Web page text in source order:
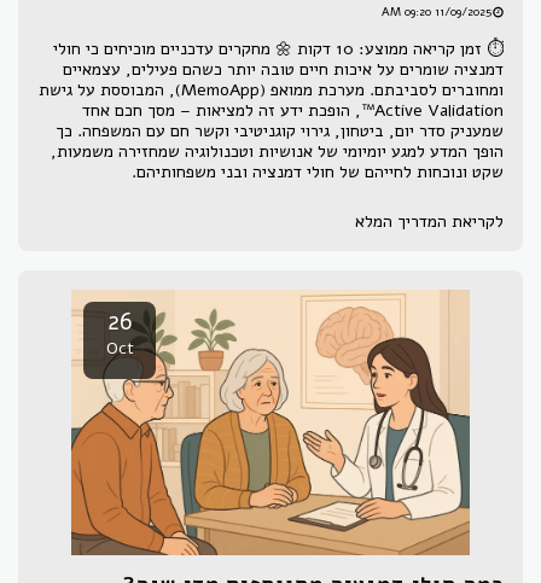
11/09/2025 09:20 AM
⏱ זמן קריאה ממוצע: 10 דקות 🌼 מחקרים עדכניים מוכיחים כי חולי
דמנציה שומרים על איכות חיים טובה יותר כשהם פעילים, עצמאיים
ומחוברים לסביבתם. מערכת ממואפ (MemoApp), המבוססת על גישת
Active Validation™, הופכת ידע זה למציאות – מסך חכם אחד
שמעניק סדר יום, ביטחון, גירוי קוגניטיבי וקשר חם עם המשפחה. כך
הופך המדע למגע יומיומי של אנושיות וטכנולוגיה שמחזירה משמעות,
שקט ונוכחות לחייהם של חולי דמנציה ובני משפחותיהם.
לקריאת המדריך המלא
26
Oct